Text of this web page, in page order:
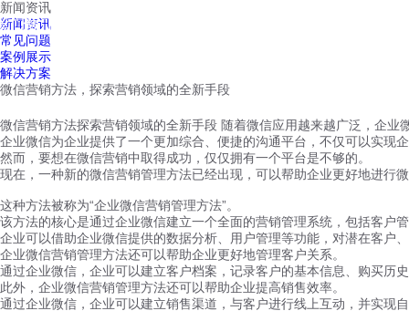
红鹰工作手机
新闻资讯
新闻资讯
常见问题
案例展示
解决方案
微信营销方法，探索营销领域的全新手段
微信营销方法探索营销领域的全新手段 随着微信应用越来越广泛，企业
企业微信为企业提供了一个更加综合、便捷的沟通平台，不仅可以实现
然而，要想在微信营销中取得成功，仅仅拥有一个平台是不够的。
现在，一种新的微信营销管理方法已经出现，可以帮助企业更好地进行
这种方法被称为“企业微信营销管理方法”。
该方法的核心是通过企业微信建立一个全面的营销管理系统，包括客户
企业可以借助企业微信提供的数据分析、用户管理等功能，对潜在客户
企业微信营销管理方法还可以帮助企业更好地管理客户关系。
通过企业微信，企业可以建立客户档案，记录客户的基本信息、购买历
此外，企业微信营销管理方法还可以帮助企业提高销售效率。
通过企业微信，企业可以建立销售渠道，与客户进行线上互动，并实现